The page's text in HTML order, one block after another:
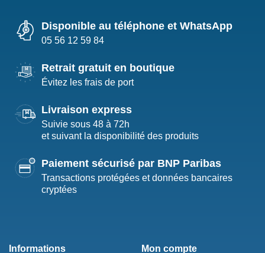
Disponible au téléphone et WhatsApp
05 56 12 59 84
Retrait gratuit en boutique
Évitez les frais de port
Livraison express
Suivie sous 48 à 72h
et suivant la disponibilité des produits
Paiement sécurisé par BNP Paribas
Transactions protégées et données bancaires
cryptées
Informations Mon compte